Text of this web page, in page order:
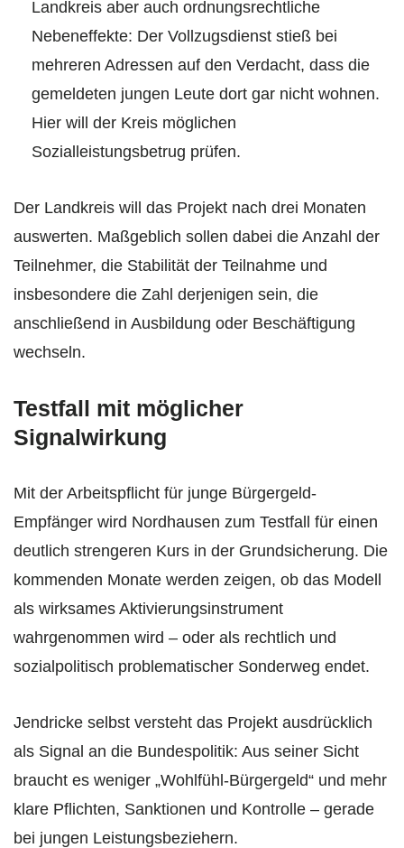
Landkreis aber auch ordnungsrechtliche
Nebeneffekte: Der Vollzugsdienst stieß bei
mehreren Adressen auf den Verdacht, dass die
gemeldeten jungen Leute dort gar nicht wohnen.
Hier will der Kreis möglichen
Sozialleistungsbetrug prüfen.
Der Landkreis will das Projekt nach drei Monaten
auswerten. Maßgeblich sollen dabei die Anzahl der
Teilnehmer, die Stabilität der Teilnahme und
insbesondere die Zahl derjenigen sein, die
anschließend in Ausbildung oder Beschäftigung
wechseln.
Testfall mit möglicher
Signalwirkung
Mit der Arbeitspflicht für junge Bürgergeld-
Empfänger wird Nordhausen zum Testfall für einen
deutlich strengeren Kurs in der Grundsicherung. Die
kommenden Monate werden zeigen, ob das Modell
als wirksames Aktivierungsinstrument
wahrgenommen wird – oder als rechtlich und
sozialpolitisch problematischer Sonderweg endet.
Jendricke selbst versteht das Projekt ausdrücklich
als Signal an die Bundespolitik: Aus seiner Sicht
braucht es weniger „Wohlfühl-Bürgergeld“ und mehr
klare Pflichten, Sanktionen und Kontrolle – gerade
bei jungen Leistungsbeziehern.